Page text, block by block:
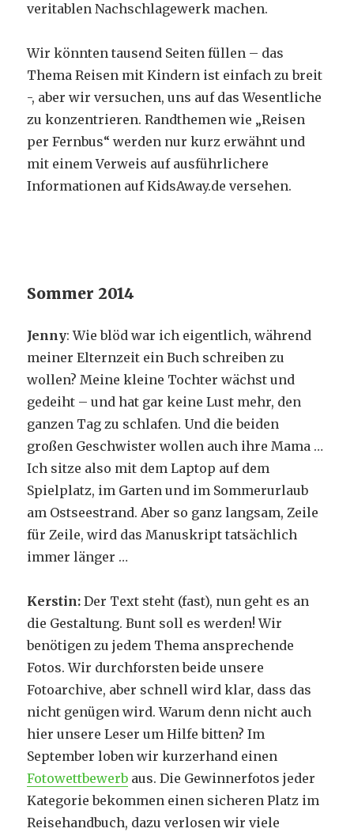
veritablen Nachschlagewerk machen.
Wir könnten tausend Seiten füllen – das
Thema Reisen mit Kindern ist einfach zu breit
-, aber wir versuchen, uns auf das Wesentliche
zu konzentrieren. Randthemen wie „Reisen
per Fernbus“ werden nur kurz erwähnt und
mit einem Verweis auf ausführlichere
Informationen auf KidsAway.de versehen.
Sommer 2014
Jenny: Wie blöd war ich eigentlich, während
meiner Elternzeit ein Buch schreiben zu
wollen? Meine kleine Tochter wächst und
gedeiht – und hat gar keine Lust mehr, den
ganzen Tag zu schlafen. Und die beiden
großen Geschwister wollen auch ihre Mama …
Ich sitze also mit dem Laptop auf dem
Spielplatz, im Garten und im Sommerurlaub
am Ostseestrand. Aber so ganz langsam, Zeile
für Zeile, wird das Manuskript tatsächlich
immer länger …
Kerstin: Der Text steht (fast), nun geht es an
die Gestaltung. Bunt soll es werden! Wir
benötigen zu jedem Thema ansprechende
Fotos. Wir durchforsten beide unsere
Fotoarchive, aber schnell wird klar, dass das
nicht genügen wird. Warum denn nicht auch
hier unsere Leser um Hilfe bitten? Im
September loben wir kurzerhand einen
Fotowettbewerb aus. Die Gewinnerfotos jeder
Kategorie bekommen einen sicheren Platz im
Reisehandbuch, dazu verlosen wir viele